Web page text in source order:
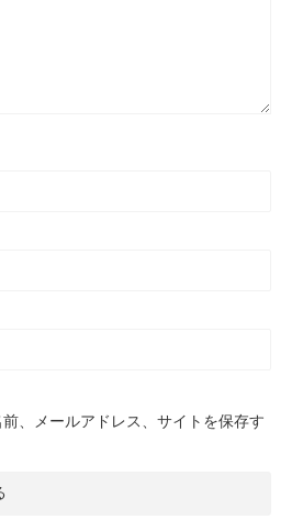
、メールアドレス、サイトを保存す